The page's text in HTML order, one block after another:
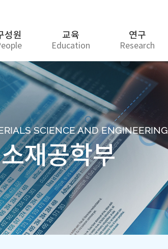
성원 교육
Education
연구
Research
SCIENCE AND ENGINEERING
재공학부